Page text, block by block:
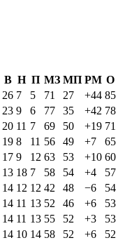
В Н П МЗ МП РМ О
26 7 5 71 27 +44 85
23 9 6 77 35 +42 78
20 11 7 69 50 +19 71
19 8 11 56 49 +7
65
17 9 12 63 53 +10 60
13 18 7 58 54 +4
57
14 12 12 42 48 −6
54
14 11 13 52 46 +6
53
14 11 13 55 52 +3
53
14 10 14 58 52 +6
52